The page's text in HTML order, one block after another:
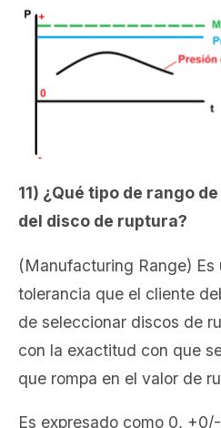
11) ¿Qué tipo de rango
del disco de ruptura?
(Manufacturing Range) Es
tolerancia que el cliente
de seleccionar discos de
con la exactitud con que
que rompa en el valor de
Es expresado como 0,